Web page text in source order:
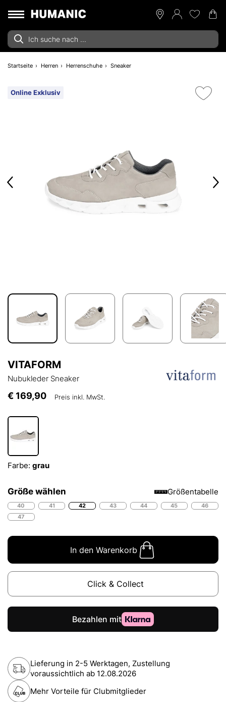
Startseite Herren Herrenschuhe Sneaker
Online Exklusiv
VITAFORM
Nubukleder Sneaker
€ 169,90 Preis inkl. MwSt.
Farbe: grau
Größe wählen Größentabelle
40 41 42 43 44 45
46
47
In den Warenkorb
Click & Collect
Lieferung in 2-5 Werktagen, Zustellung
voraussichtlich ab 12.08.2026
Mehr Vorteile für Clubmitglieder